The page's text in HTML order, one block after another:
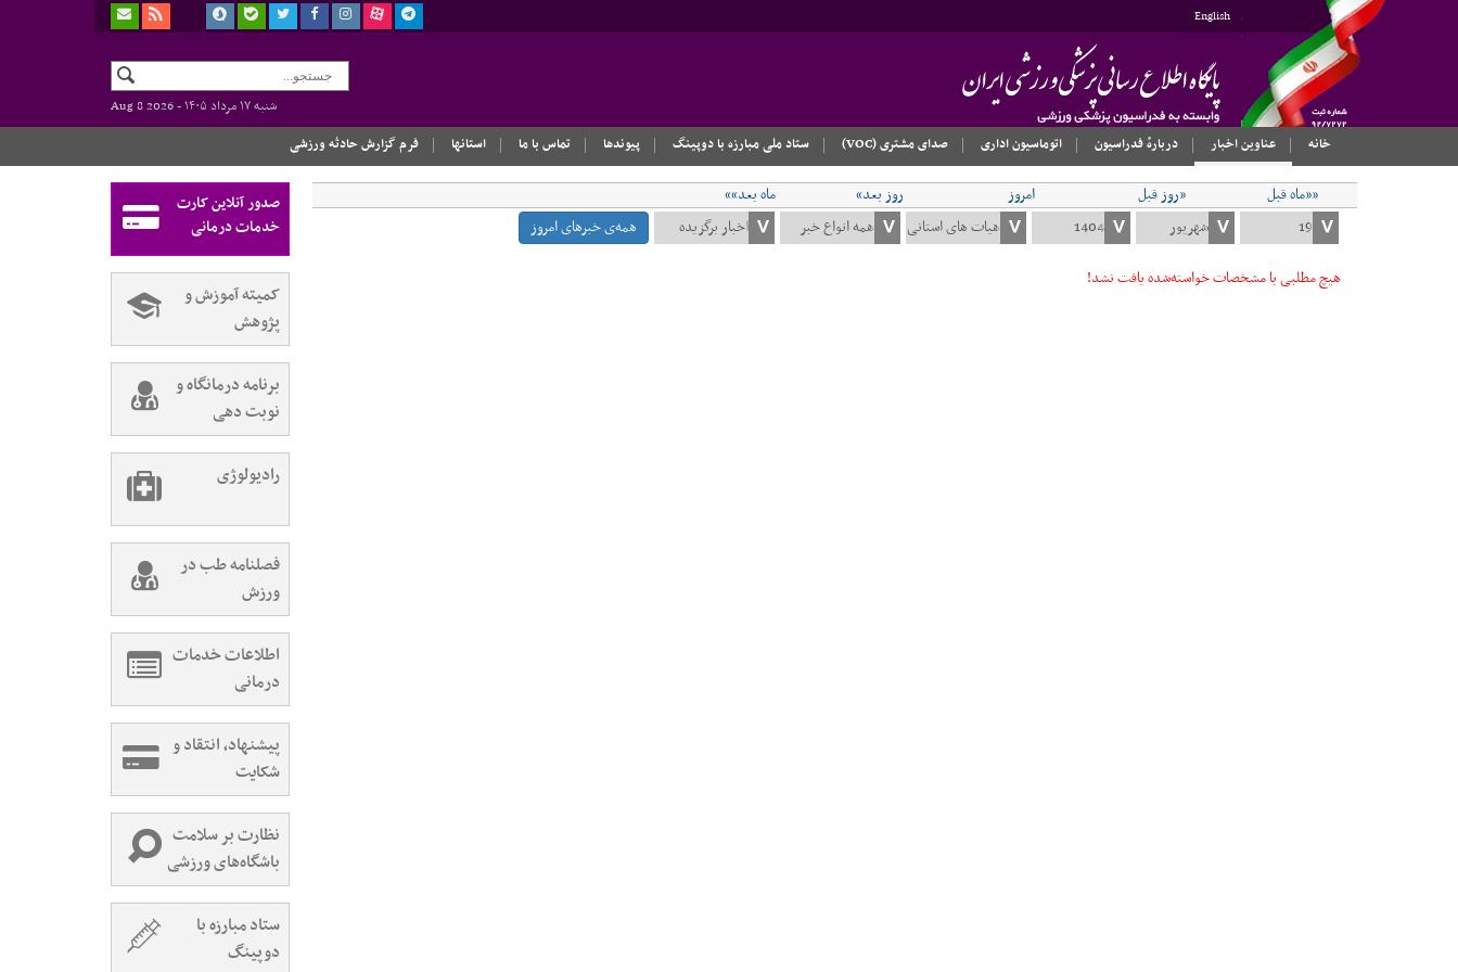
English
شنبه ۱۷ مرداد ۱۴۰۵ -
Aug 8 2026
خانه
عناوین اخبار دربارهٔ فدراسیون اتوماسیون اداری صدای مشتری (VOC) ستاد ملی مبارزه با دوپینگ پیوندها تماس با ما استانها فرم گزارش حادثه ورزشی
««ماه قبل «روز قبل امروز روز بعد»
ماه بعد»»
همه‌ی خبرهای امروز
هیچ مطلبی با مشخصات خواسته‌شده یافت نشد!
صدور آنلاین کارت
خدمات درمانی
کمیته آموزش و
پژوهش
برنامه درمانگاه و
نوبت دهی
رادیولوژی
فصلنامه طب در
ورزش
اطلاعات خدمات
درمانی
پیشنهاد، انتقاد و
شکایت
نظارت بر سلامت
باشگاه‌های ورزشی
ستاد مبارزه با
دوپینگ